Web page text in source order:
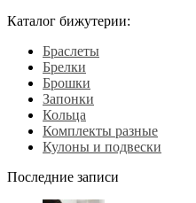
Каталог бижутерии:
Браслеты
Брелки
Брошки
Запонки
Кольца
Комплекты разные
Кулоны и подвески
Последние записи